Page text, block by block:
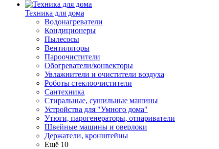
Техника для дома
Водонагреватели
Кондиционеры
Пылесосы
Вентиляторы
Пароочистители
Обогреватели/конвекторы
Увлажнители и очистители воздуха
Роботы стеклоочистители
Сантехника
Стиральные, сушильные машины
Устройства для "Умного дома"
Утюги, парогенераторы, отпариватели
Швейные машины и оверлоки
Держатели, кронштейны
Ещё 10